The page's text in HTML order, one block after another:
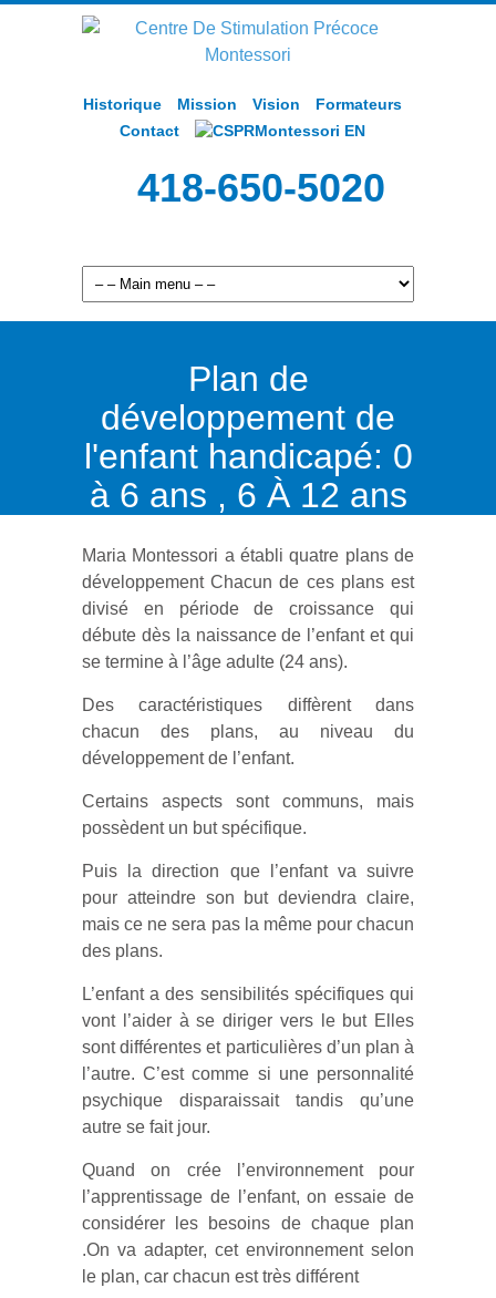
Historique Mission Vision
Formateurs
Contact
EN
418-650-5020
Plan de
développement de
l'enfant handicapé: 0
à 6 ans , 6 À 12 ans
Maria Montessori a établi quatre plans de
développement Chacun de ces plans est
divisé en période de croissance qui
débute dès la naissance de l’enfant et qui
se termine à l’âge adulte (24 ans).
Des caractéristiques diffèrent dans
chacun des plans, au niveau du
développement de l’enfant.
Certains aspects sont communs, mais
possèdent un but spécifique.
Puis la direction que l’enfant va suivre
pour atteindre son but deviendra claire,
mais ce ne sera pas la même pour chacun
des plans.
L’enfant a des sensibilités spécifiques qui
vont l’aider à se diriger vers le but Elles
sont différentes et particulières d’un plan à
l’autre. C’est comme si une personnalité
psychique disparaissait tandis qu’une
autre se fait jour.
Quand on crée l’environnement pour
l’apprentissage de l’enfant, on essaie de
considérer les besoins de chaque plan
.On va adapter, cet environnement selon
le plan, car chacun est très différent